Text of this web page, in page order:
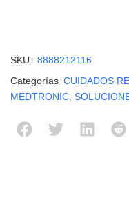
SKU: 8888212116
Categorías CUIDADOS
MEDTRONIC,